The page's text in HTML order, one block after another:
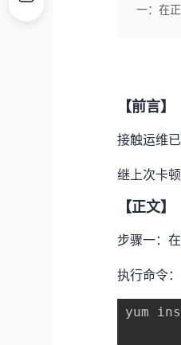
一：在
【前言】
接触运维
继上次卡
【正文】
步骤一：
执行命令：
yum